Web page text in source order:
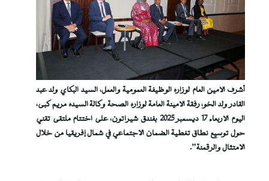
أشرف الأمين العام لوزارة الوظيفة العمومية والعمل، السيد البكاي ولد عبد
القادر ولد الخو، رفقة الأمينة العامة لوزارة الصحة وكالة السيدة مريم كبى،
اليوم الأربعاء 17 ديسمبر 2025 بفندق شيراتون، على اختتام ملتقى تقني
حول توسيع نطاق تغطية الضمان الاجتماعي في شمال إفريقيا من خلال
الامتثال والرقمنة”.